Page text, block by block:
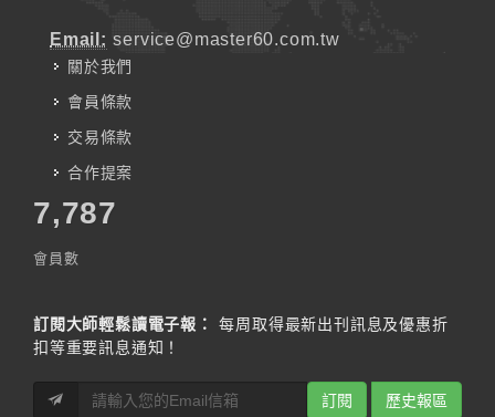
Email: service@master60.com.tw
關於我們
會員條款
交易條款
合作提案
7,787
會員數
訂閱大師輕鬆讀電子報：
每周取得最新出刊訊息及優惠折
扣等重要訊息通知！
訂閱 歷史報區